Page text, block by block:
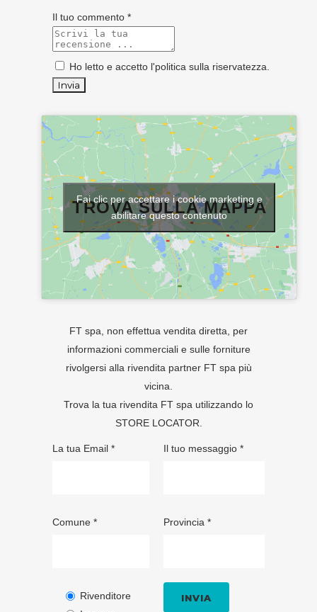
Il tuo commento *
Ho letto e accetto l'politica sulla riservatezza
TROVA SULLA MAPPA
Fai clic per accettare i cookie marketing e
abilitare questo contenuto
FT spa, non effettua vendita diretta, per
informazioni commerciali e sulle forniture
rivolgersi alla rivendita partner FT spa più
vicina.
Trova la tua rivendita FT spa utilizzando lo
STORE LOCATOR
La tua Email *
Comune *
Rivenditore
Il tuo messaggio *
Provincia *